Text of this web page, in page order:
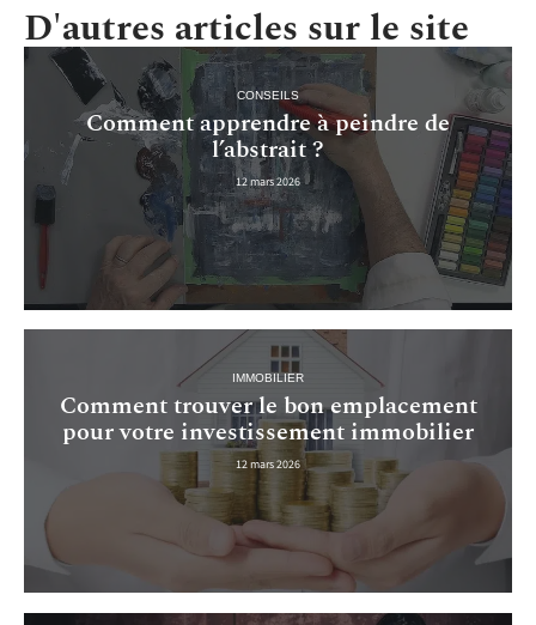
D'autres articles sur le site
CONSEILS
Comment apprendre à peindre de
l’abstrait ?
12 mars 2026
IMMOBILIER
Comment trouver le bon emplacement
pour votre investissement immobilier
12 mars 2026